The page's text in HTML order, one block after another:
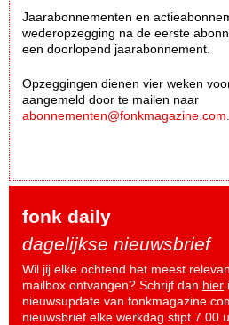
Jaarabonnementen en
wederopzegging na de eerste
een doorlopend jaarabonnement.
Opzeggingen dienen vier weken
aangemeld door te mailen naar
abonnementen@fonkmagazine.com
fonk daily
dagelijkse nieuwsbrief
Wil jij elke ochtend het meest
mailbox ontvangen? Schrijf dan hier
nieuwsupdate van
nieuwsbrief elke werkdag stipt 7.00